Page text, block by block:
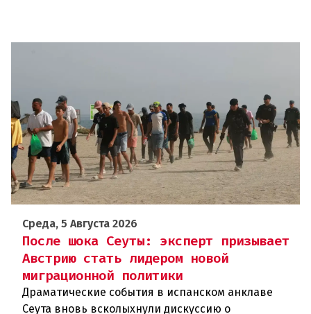
Среда, 5 Августа 2026
После шока Сеуты: эксперт призывает
Австрию стать лидером новой
миграционной политики
Драматические события в испанском анклаве
Сеута вновь всколыхнули дискуссию о